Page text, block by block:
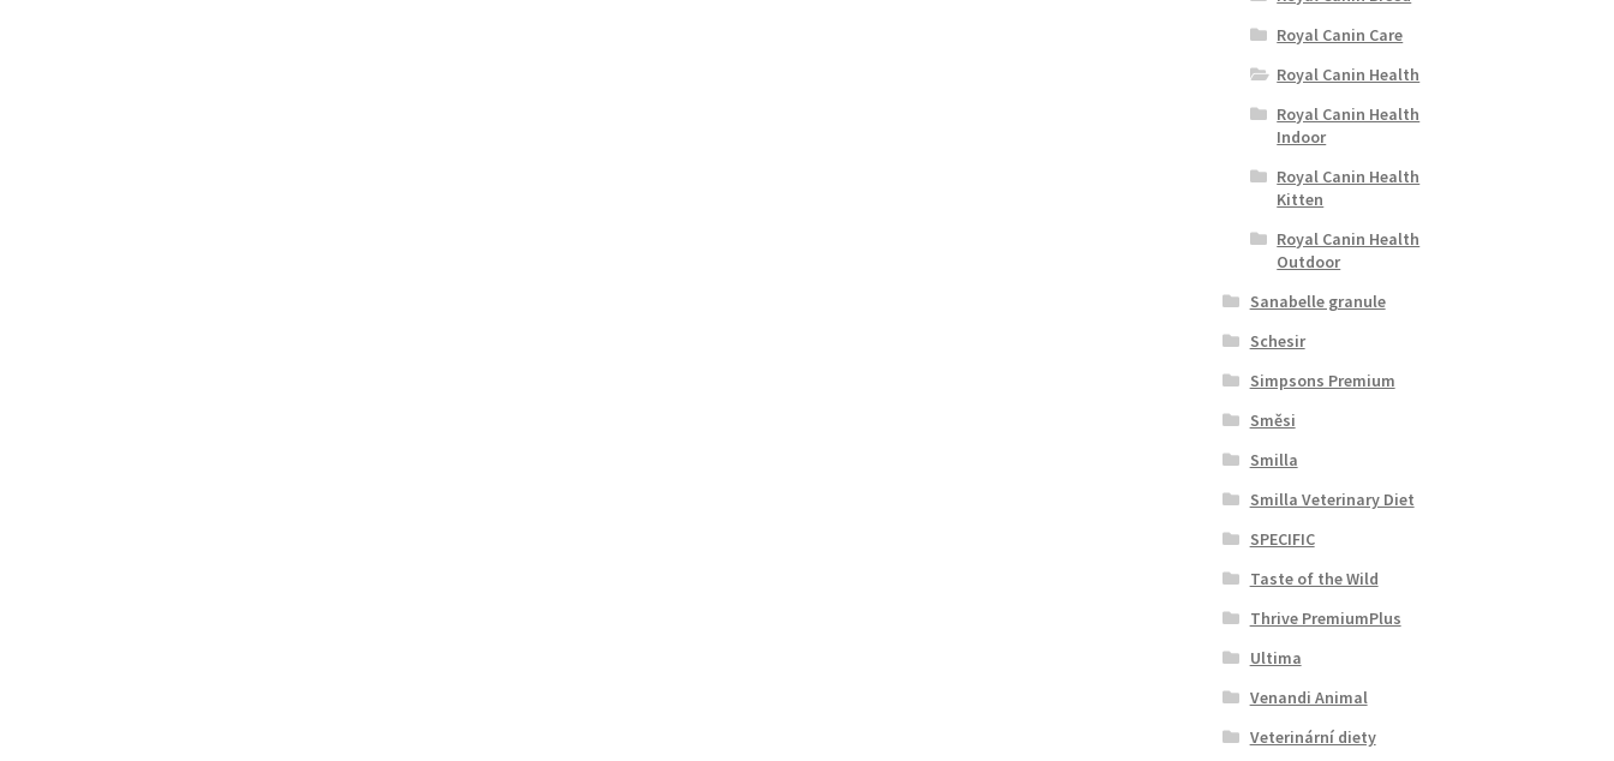
Royal Canin Care
Royal Canin Health
Royal Canin Health
Indoor
Royal Canin Health
Kitten
Royal Canin Health
Outdoor
Sanabelle granule
Schesir
Simpsons Premium
Směsi
Smilla
Smilla Veterinary Diet
SPECIFIC
Taste of the Wild
Thrive PremiumPlus
Ultima
Venandi Animal
Veterinární diety